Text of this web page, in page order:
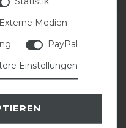
Externe Medien
PayPal
Einstellungen